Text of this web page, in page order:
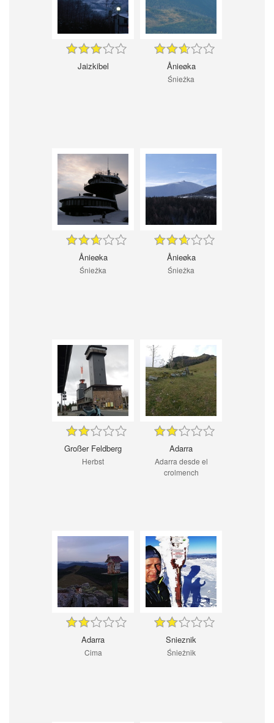
Jaizkibel Ånieøka
Śnieżka
Ånieøka
Śnieżka
Ånieøka
Śnieżka
Großer Feldberg
Herbst
Adarra
Adarra desde el
crolmench
Adarra
Cima
Snieznik
Śnieżnik